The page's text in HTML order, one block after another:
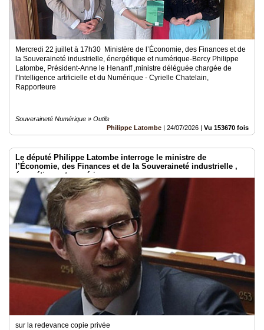
Accès
administration
boutique
Mercredi 22 juillet à 17h30 Ministère de l’Économie, des Finances et de
la Souveraineté industrielle, énergétique et numérique-Bercy Philippe
Latombe, Président-Anne le Henanff ,ministre déléguée chargée de
l'Intelligence artificielle et du Numérique - Cyrielle Chatelain,
Rapporteure
Souveraineté Numérique » Outils
Philippe Latombe | 24/07/2026 | Vu 153670 fois
Le député Philippe Latombe interroge le ministre de
l’Économie, des Finances et de la Souveraineté industrielle ,
énergétique et numérique
sur la redevance copie privée